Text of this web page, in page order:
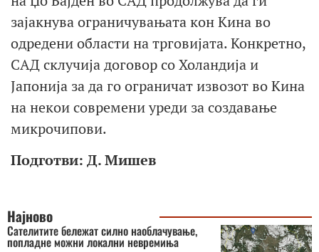
зајакнува ограничувањата кон Кина во
одредени области на трговијата. Конкретно,
САД склучија договор со Холандија и
Јапонија за да го ограничат извозот во Кина
на некои современи уреди за создавање
микрочипови.
Подготви: Д. Мишев
Најново
Сателитите бележат силно наоблачување,
попладне можни локални невремиња